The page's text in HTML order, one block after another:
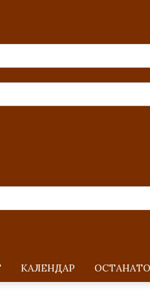
KАЛЕНДАР ОСТАНАТО